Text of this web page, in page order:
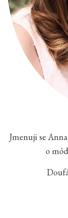
Jmenuji se
o